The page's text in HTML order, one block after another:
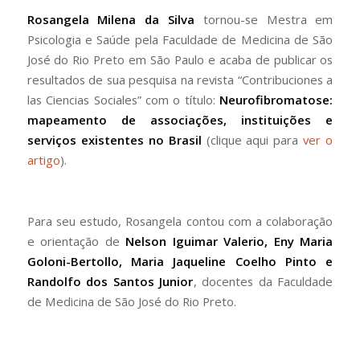
Rosangela Milena da Silva tornou-se Mestra em
Psicologia e Saúde pela Faculdade de Medicina de São
José do Rio Preto em São Paulo e acaba de publicar os
resultados de sua pesquisa na revista “Contribuciones a
las Ciencias Sociales” com o título: Neurofibromatose:
mapeamento de associações, instituições e
serviços existentes no Brasil (clique aqui paraver o
artigo).
Para seu estudo, Rosangela contou com a colaboração
e orientação de Nelson Iguimar Valerio, Eny Maria
Goloni-Bertollo, Maria Jaqueline Coelho Pinto e
Randolfo dos Santos Junior, docentes da Faculdade
de Medicina de São José do Rio Preto.